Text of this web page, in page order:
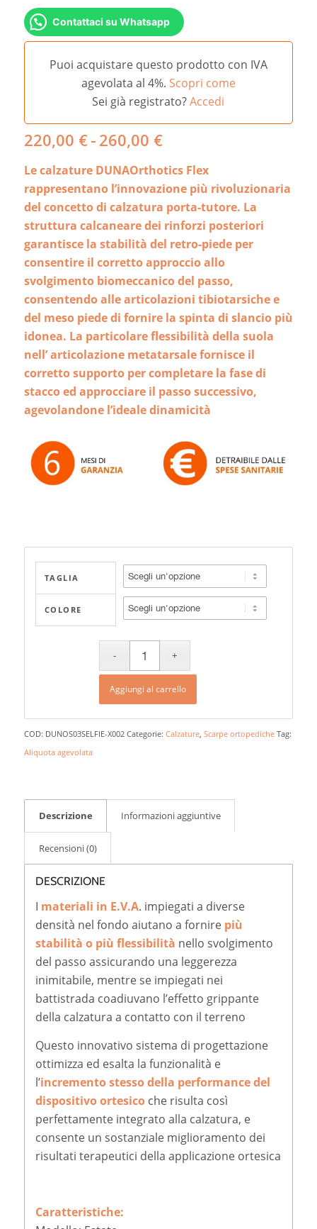
Contattaci su Whatsapp
Puoi acquistare questo prodotto con IVA
agevolata al 4%. Scopri come
Sei già registrato?Accedi
220,00 €- 260,00 €Fascia
prezzo:
da
220,00 €
a
260,00 €
Le calzature DUNAOrthotics Flex
rappresentano l’innovazione più rivoluzionaria
del concetto di calzatura porta-tutore. La
struttura calcaneare dei rinforzi posteriori
garantisce la stabilità del retro-piede per
consentire il corretto approccio allo
svolgimento biomeccanico del passo,
consentendo alle articolazioni tibiotarsiche e
del meso piede di fornire la spinta di slancio più
idonea. La particolare flessibilità della suola
nell’ articolazione metatarsale fornisce il
corretto supporto per completare la fase di
stacco ed approcciare il passo successivo,
agevolandone l’ideale dinamicità
TAGLIA
COLORE
Aggiungi al carrello
COD: DUNOS03SELFIE-X002 Categorie: Calzature, Scarpe ortopediche Tag:
Aliquota agevolata
Descrizione Informazioni aggiuntive
Recensioni (0)
DESCRIZIONE
I materiali in E.V.A. impiegati a diverse
densità nel fondo aiutano a fornire più
stabilità o più flessibilità nello svolgimento
del passo assicurando una leggerezza
inimitabile, mentre se impiegati nei
battistrada coadiuvano l’effetto grippante
della calzatura a contatto con il terreno
Questo innovativo sistema di progettazione
ottimizza ed esalta la funzionalità e
l’incremento stesso della performance del
dispositivo ortesicoche risulta così
perfettamente integrato alla calzatura, e
consente un sostanziale miglioramento dei
risultati terapeutici della applicazione ortesica
Caratteristiche: